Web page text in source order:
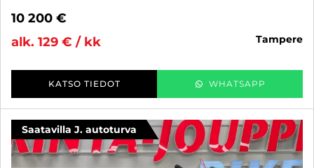
10 200 €
alk. 129 € / kk
tampere
KATSO TIEDOT WHATSAPP
Saatavilla J. autoturva